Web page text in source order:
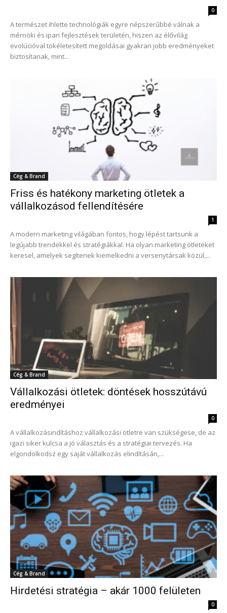
0
A természet ihlette technológiák egyre népszerűbbé válnak a
mérnöki és ipari fejlesztések területén, hiszen az élővilág
evolúcióval tökéletesített megoldásai gyakran jobb eredményeket
biztosítanak, mint...
Cég & Brand
Friss és hatékony marketing ötletek a
vállalkozásod fellendítésére
1
A modern marketing világában fontos, hogy lépést tartsunk a
legújabb trendekkel és stratégiákkal. Ha olyan marketing ötleteket
keresel, amelyek segítenek kiemelkedni a versenytársak közül,...
Cég & Brand
Vállalkozási ötletek: döntések hosszútávú
eredményei
0
A vállalkozásindításhoz vállalkozási ötletre van szükségese, de az
igazi siker kulcsa a jó választás és a stratégiai tervezés. Ha
elgondolkodsz egy saját vállalkozás elindításán,...
Cég & Brand
Hirdetési stratégia – akár 1000 felületen
0